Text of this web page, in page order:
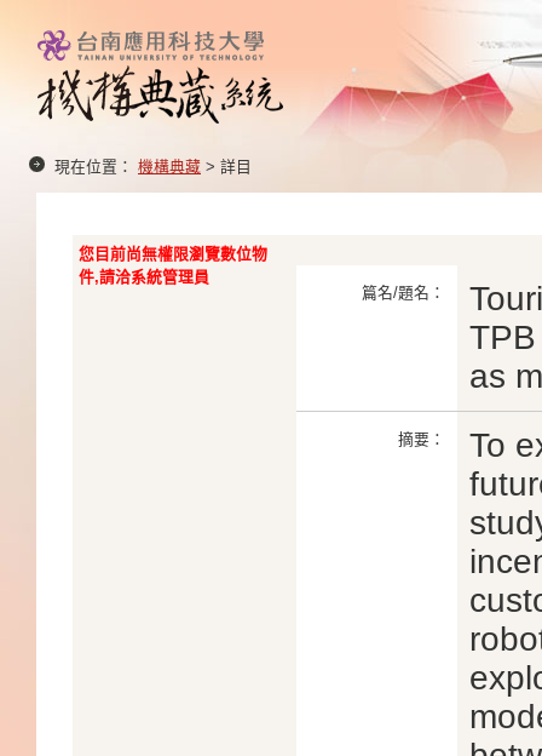
現在位置： 機構典藏 > 詳目
您目前尚無權限瀏覽數位物
件,請洽系統管理員
篇名/題名：
as
摘要：
To